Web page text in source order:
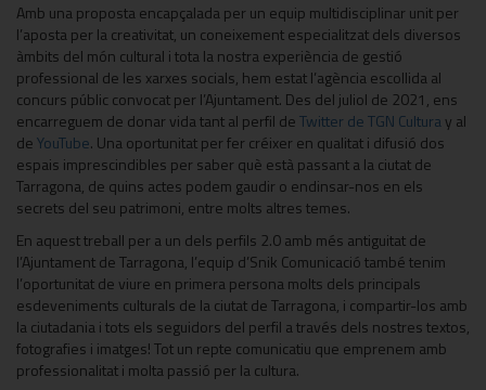
Amb una proposta encapçalada per un equip multidisciplinar unit per
l’aposta per la creativitat, un coneixement especialitzat dels diversos
àmbits del món cultural i tota la nostra experiència de gestió
professional de les xarxes socials, hem estat l’agència escollida al
concurs públic convocat per l’Ajuntament. Des del juliol de 2021, ens
encarreguem de donar vida tant al perfil deTwitter de TGN Culturay al
deYouTube. Una oportunitat per fer créixer en qualitat i difusió dos
espais imprescindibles per saber què està passant a la ciutat de
Tarragona, de quins actes podem gaudir o endinsar-nos en els
secrets del seu patrimoni, entre molts altres temes.
En aquest treball per a un dels perfils 2.0 amb més antiguitat de
l’Ajuntament de Tarragona, l’equip d’Snik Comunicació també tenim
l’oportunitat de viure en primera persona molts dels principals
esdeveniments culturals de la ciutat de Tarragona, i compartir-los amb
la ciutadania i tots els seguidors del perfil a través dels nostres textos,
fotografies i imatges! Tot un repte comunicatiu que emprenem amb
professionalitat i molta passió per la cultura.